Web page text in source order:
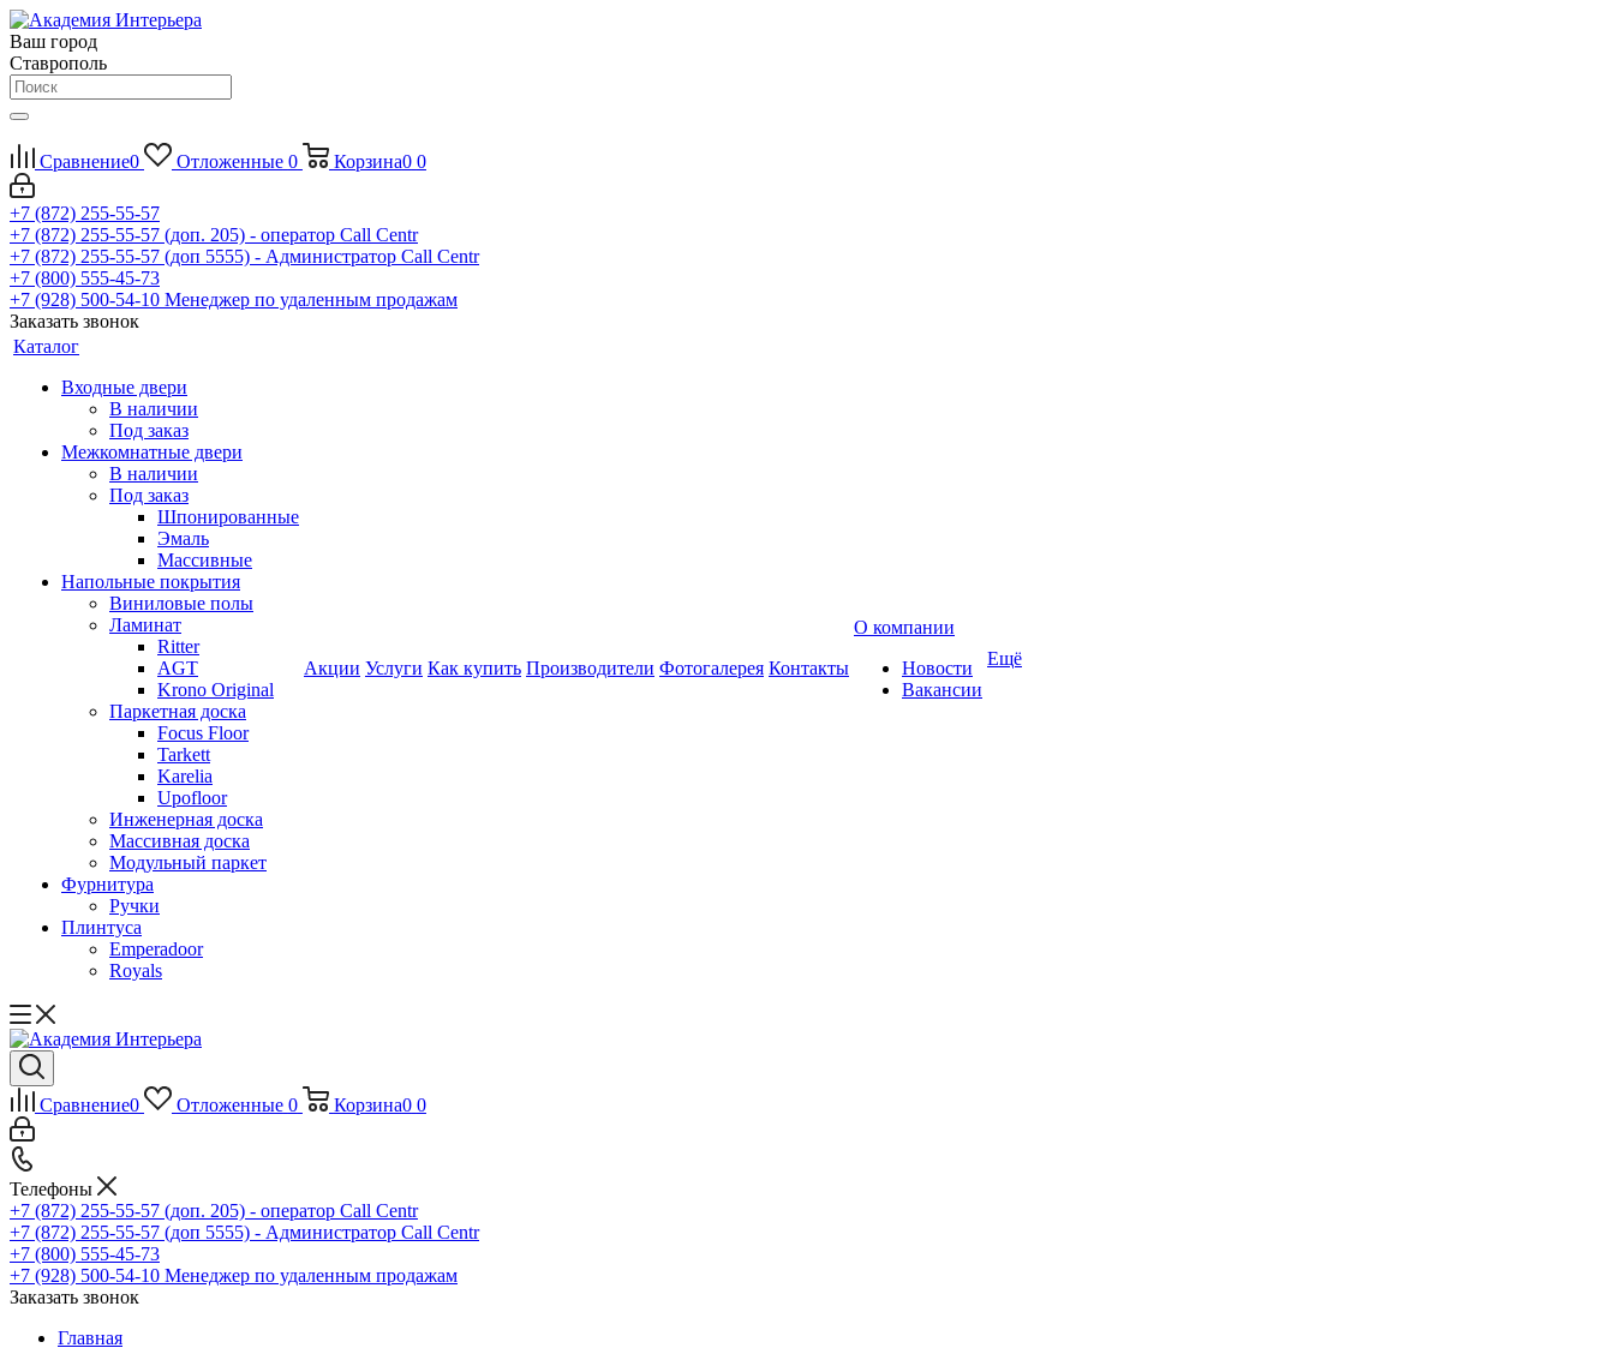
Ваш город
Ставрополь
Сравнение0 Отложенные 0 Корзина0 0
+7 (872) 255-55-57
+7 (872) 255-55-57 (доп. 205) - оператор Call Centr
+7 (872) 255-55-57 (доп 5555) - Администратор Call Centr
+7 (800) 555-45-73
+7 (928) 500-54-10 Менеджер по удаленным продажам
Заказать звонок
Каталог
Входные двери
В наличии
Под заказ
Межкомнатные двери
В наличии
Под заказ
Шпонированные
Эмаль
Массивные
Напольные покрытия
Виниловые полы
Ламинат
Ritter
AGT
Krono Original
Паркетная доска
Focus Floor
Tarkett
Karelia
Upofloor
Инженерная доска
Массивная доска
Модульный паркет
Фурнитура
Ручки
Плинтуса
Emperadoor
Royals
Акции Услуги Как купить Производители Фотогалерея Контакты
О компании
Новости
Вакансии
Ещё
Сравнение0 Отложенные 0 Корзина0 0
Телефоны
+7 (872) 255-55-57 (доп. 205) - оператор Call Centr
+7 (872) 255-55-57 (доп 5555) - Администратор Call Centr
+7 (800) 555-45-73
+7 (928) 500-54-10 Менеджер по удаленным продажам
Заказать звонок
Главная